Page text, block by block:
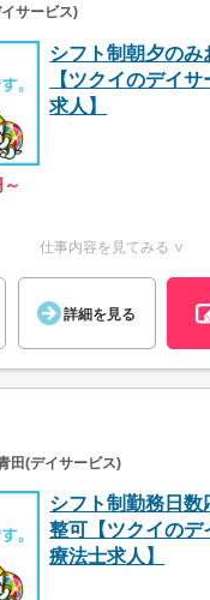
サービス)
シフト制朝夕のみ
【ツクイのデイ
求人】
仕事内容を見てみる ∨
詳細を見る
田(デイサービス)
シフト制勤務日数
整可【ツクイのデ
療法士求人】